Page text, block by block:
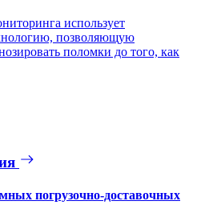
использует
позволяющую
поломки до того, как
погрузочно-доставочных